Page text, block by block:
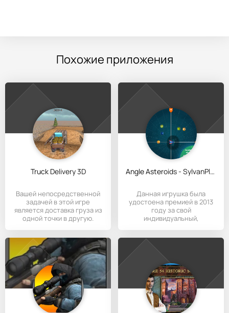
Похожие приложения
Truck Delivery 3D
Вашей непосредственной
задачей в этой игре
является доставка груза из
одной точки в другую.
Angle Asteroids - SylvanPlay™
Данная игрушка была
удостоена премией в 2013
году за свой
индивидуальный,